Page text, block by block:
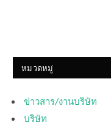
หมวดหมู่
ข่าวสาร/งานบริษัท
บริษัท